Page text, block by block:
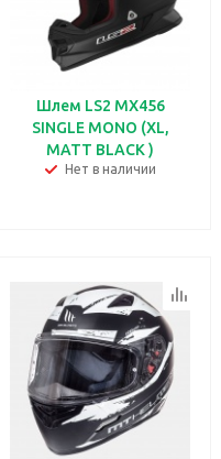
Шлем LS2 MX456
SINGLE MONO (XL,
MATT BLACK )
Нет в наличии